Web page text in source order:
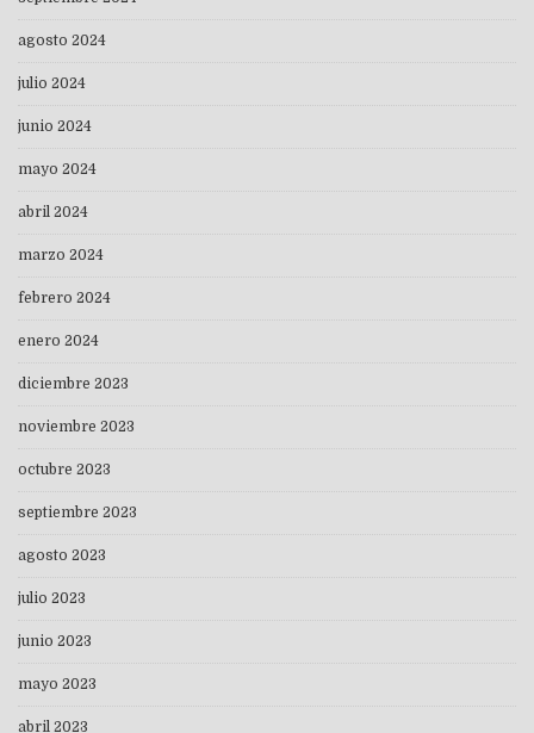
agosto 2024
julio 2024
junio 2024
mayo 2024
abril 2024
marzo 2024
febrero 2024
enero 2024
diciembre 2023
noviembre 2023
octubre 2023
septiembre 2023
agosto 2023
julio 2023
junio 2023
mayo 2023
abril 2023